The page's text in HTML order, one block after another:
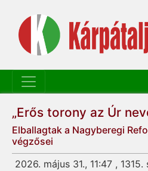
„Erős torony az Úr
Elballagtak a Nagyberegi
végzősei
2026. május 31., 11:47 , 1315.